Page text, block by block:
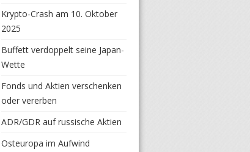
Krypto-Crash am 10. Oktober
2025
Buffett verdoppelt seine Japan-
Wette
Fonds und Aktien verschenken
oder vererben
ADR/GDR auf russische Aktien
Osteuropa im Aufwind